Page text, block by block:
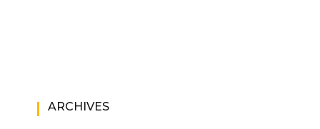
ARCHIVES